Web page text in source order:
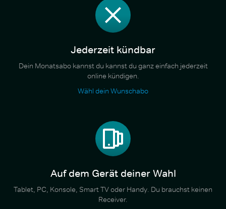
Jederzeit kündbar
Dein Monatsabo kannst du kannst du ganz einfach jederzeit
online kündigen.
Wähl dein Wunschabo
Auf dem Gerät deiner Wahl
Tablet, PC, Konsole, Smart TV oder Handy. Du brauchst keinen
Receiver.